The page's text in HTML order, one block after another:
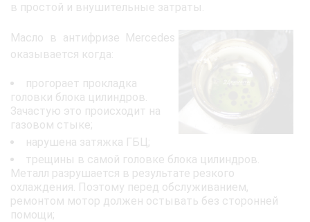
в простой и внушительные затраты.
Масло в антифризе Mercedes
оказывается когда:
прогорает прокладка
головки блока цилиндров.
Зачастую это происходит на
газовом стыке;
нарушена затяжка ГБЦ;
трещины в самой головке блока цилиндров.
Металл разрушается в результате резкого
охлаждения. Поэтому перед обслуживанием,
ремонтом мотор должен остывать без сторонней
помощи;